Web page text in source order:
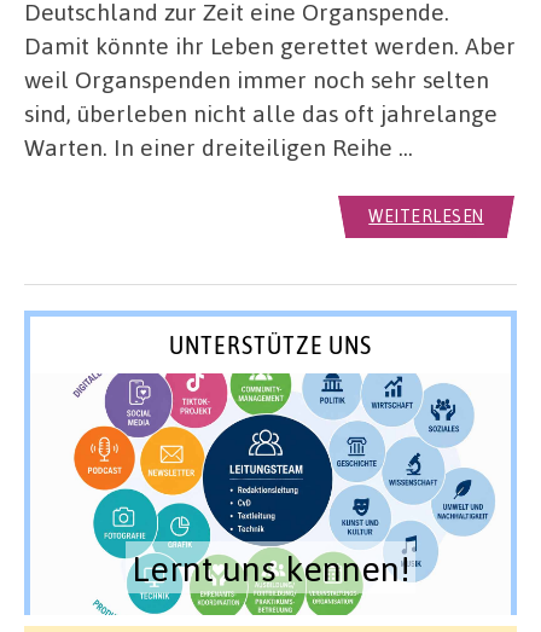
Deutschland zur Zeit eine Organspende.
Damit könnte ihr Leben gerettet werden. Aber
weil Organspenden immer noch sehr selten
sind, überleben nicht alle das oft jahrelange
Warten. In einer dreiteiligen Reihe …
WEITERLESEN
UNTERSTÜTZE UNS
Lernt uns kennen!